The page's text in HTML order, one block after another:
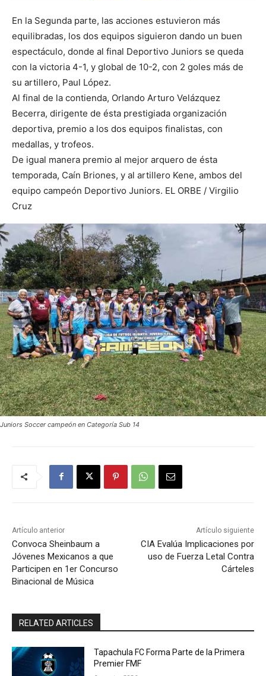
En la Segunda parte, las acciones estuvieron más
equilibradas, los dos equipos siguieron dando un buen
espectáculo, donde al final Deportivo Juniors se queda
con la victoria 4-1, y global de 10-2, con 2 goles más de
su artillero, Paul López.
Al final de la contienda, Orlando Arturo Velázquez
Becerra, dirigente de ésta prestigiada organización
deportiva, premio a los dos equipos finalistas, con
medallas, y trofeos.
De igual manera premio al mejor arquero de ésta
temporada, Caín Briones, y al artillero Kene, ambos del
equipo campeón Deportivo Juniors. EL ORBE / Virgilio
Cruz
Juniors Soccer campeón en Categoría Sub 14
Artículo anterior
Convoca Sheinbaum a
Jóvenes Mexicanos a que
Participen en 1er Concurso
Binacional de Música
Artículo siguiente
CIA Evalúa Implicaciones por
uso de Fuerza Letal Contra
Cárteles
RELATED ARTICLES
Tapachula FC Forma Parte de la Primera
Premier FMF